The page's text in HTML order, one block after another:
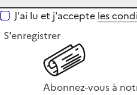
J'ai lu et j'accepte les
S'enregistrer
Abonnez-vous à